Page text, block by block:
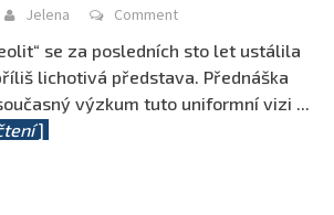
Jelena Comment
se za posledních sto let ustálila
lichotivá představa. Přednáška
výzkum tuto uniformní vizi ...
]